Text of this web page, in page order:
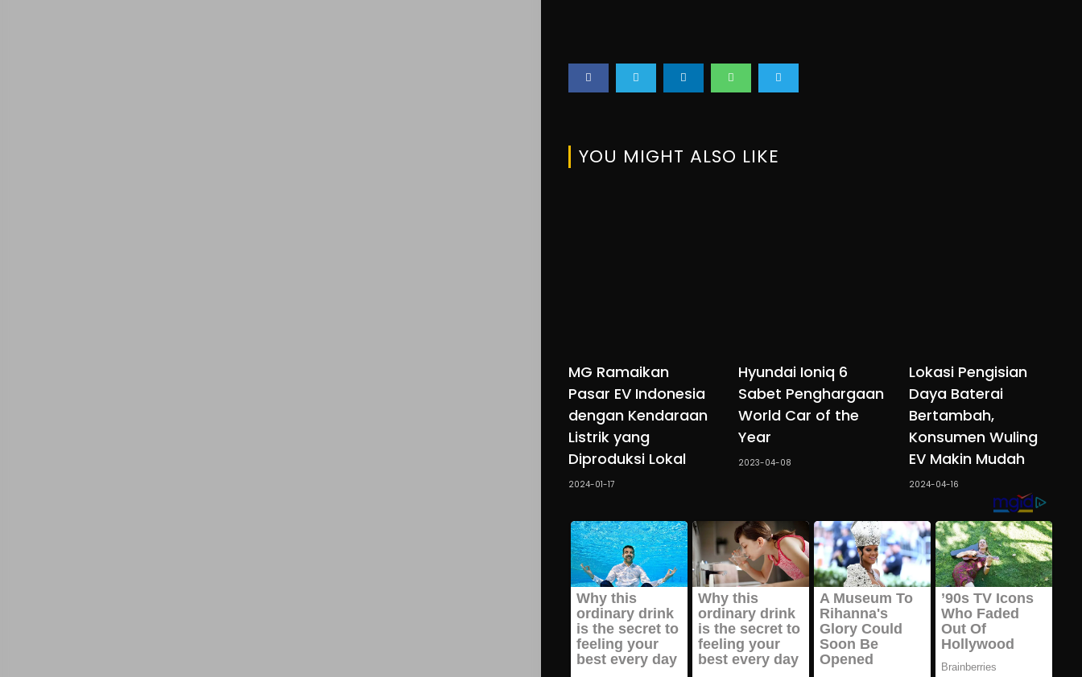
YOU MIGHT ALSO LIKE
MG Ramaikan
Pasar EV Indonesia
dengan Kendaraan
Listrik yang
Diproduksi Lokal
2024-01-17
Hyundai Ioniq 6
Sabet Penghargaan
World Car of the
Year
2023-04-08
Lokasi Pengisian
Daya Baterai
Bertambah,
Konsumen Wuling
EV Makin Mudah
2024-04-16